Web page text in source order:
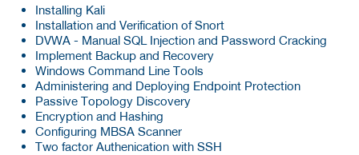
Installing Kali
Installation and Verification of Snort
DVWA - Manual SQL Injection and Password Cracking
Implement Backup and Recovery
Windows Command Line Tools
Administering and Deploying Endpoint Protection
Passive Topology Discovery
Encryption and Hashing
Configuring MBSA Scanner
Two factor Authenication with SSH